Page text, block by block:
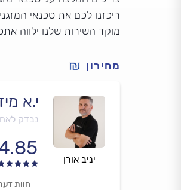
ריכזנו לכם את טכנאי
מוקד השירות שלנו ילווה
מחירון
יניב אורן
י.א
נבדק
חוות